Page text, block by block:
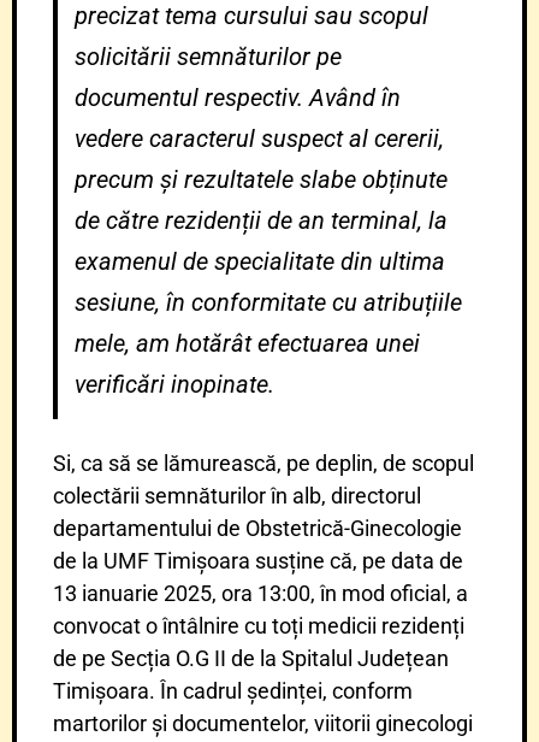
precizat tema cursului sau scopul
solicitării semnăturilor pe
documentul respectiv. Având în
vedere caracterul suspect al cererii,
precum și rezultatele slabe obținute
de către rezidenții de an terminal, la
examenul de specialitate din ultima
sesiune, în conformitate cu atribuțiile
mele, am hotărât efectuarea unei
verificări inopinate.
Si, ca să se lămurească, pe deplin, de scopul
colectării semnăturilor în alb, directorul
departamentului de Obstetrică-Ginecologie
de la UMF Timișoara susține că, pe data de
13 ianuarie 2025, ora 13:00, în mod oficial, a
convocat o întâlnire cu toți medicii rezidenți
de pe Secția O.G II de la Spitalul Județean
Timișoara. În cadrul ședinței, conform
martorilor și documentelor, viitorii ginecologi